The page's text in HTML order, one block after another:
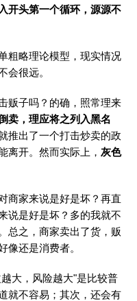
开头第一个循环，源源不
粗略理论模型，现实情况
会很远。
贩子吗？的确，照常理来
卖，理应将之列入黑名
推出了一个打击炒卖的政
离开。然而实际上， 灰色
商家来说是好是坏？再直
说是好是坏？多的我就不
总之，商家卖出了货，贩
像还是消费者。
大，风险越大"是比较普
就不容易；其次，还会有